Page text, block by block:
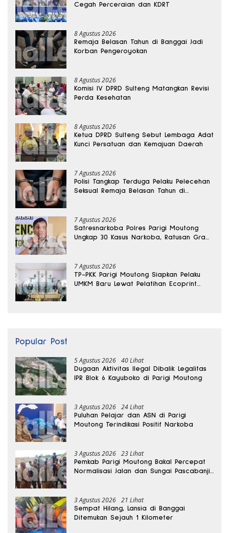
Cegah Perceraian dan KDRT
8 Agustus 2026
Remaja Belasan Tahun di Banggai Jadi
Korban Pengeroyokan
8 Agustus 2026
Komisi IV DPRD Sulteng Matangkan Revisi
Perda Kesehatan
8 Agustus 2026
Ketua DPRD Sulteng Sebut Lembaga Adat
Kunci Persatuan dan Kemajuan Daerah
7 Agustus 2026
Polisi Tangkap Terduga Pelaku Pelecehan
Seksual Remaja Belasan Tahun di
7 Agustus 2026
Satresnarkoba Polres Parigi Moutong
Ungkap 30 Kasus Narkoba, Ratusan Gram
7 Agustus 2026
TP-PKK Parigi Moutong Siapkan Pelaku
UMKM Baru Lewat Pelatihan Ecoprint
Popular Post
5 Agustus 2026 40 Lihat
Dugaan Aktivitas Ilegal Dibalik Legalitas
IPR Blok 6 Kayuboko di Parigi Moutong
3 Agustus 2026 24 Lihat
Puluhan Pelajar dan ASN di Parigi
Moutong Terindikasi Positif Narkoba
3 Agustus 2026 23 Lihat
Pemkab Parigi Moutong Bakal Percepat
Normalisasi Jalan dan Sungai Pascabanjir
3 Agustus 2026 21 Lihat
Sempat Hilang, Lansia di Banggai
Ditemukan Sejauh 1 Kilometer